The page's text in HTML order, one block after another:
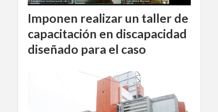
Imponen realizar un taller de
capacitación en discapacidad
diseñado para el caso